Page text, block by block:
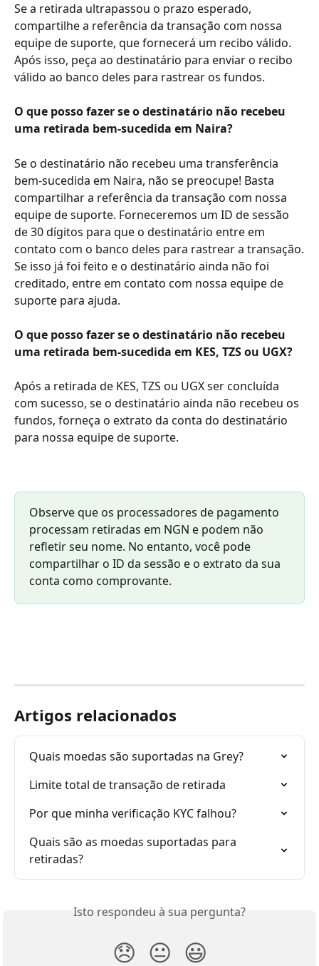
Se a retirada ultrapassou o prazo esperado,
compartilhe a referência da transação com nossa
equipe de suporte, que fornecerá um recibo válido.
Após isso, peça ao destinatário para enviar o recibo
válido ao banco deles para rastrear os fundos.
O que posso fazer se o destinatário não recebeu
uma retirada bem-sucedida em Naira?
Se o destinatário não recebeu uma transferência
bem-sucedida em Naira, não se preocupe! Basta
compartilhar a referência da transação com nossa
equipe de suporte. Forneceremos um ID de sessão
de 30 dígitos para que o destinatário entre em
contato com o banco deles para rastrear a transação.
Se isso já foi feito e o destinatário ainda não foi
creditado, entre em contato com nossa equipe de
suporte para ajuda.
O que posso fazer se o destinatário não recebeu
uma retirada bem-sucedida em KES, TZS ou UGX?
Após a retirada de KES, TZS ou UGX ser concluída
com sucesso, se o destinatário ainda não recebeu os
fundos, forneça o extrato da conta do destinatário
para nossa equipe de suporte.
Observe que os processadores de pagamento
processam retiradas em NGN e podem não
refletir seu nome. No entanto, você pode
compartilhar o ID da sessão e o extrato da sua
conta como comprovante.
Artigos relacionados
Quais moedas são suportadas na Grey?
Limite total de transação de retirada
Por que minha verificação KYC falhou?
Quais são as moedas suportadas para
retiradas?
Isto respondeu à sua pergunta?
😞 😐 😃